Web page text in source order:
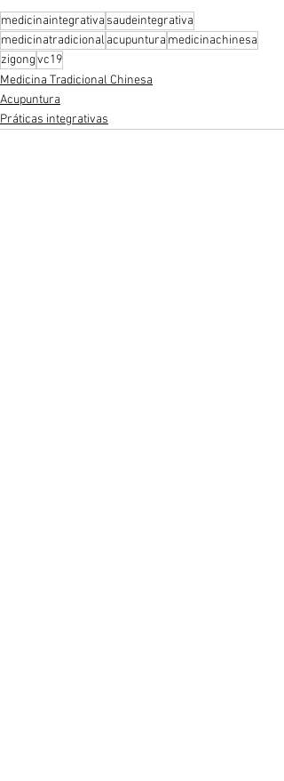
medicinaintegrativa saudeintegrativa
medicinatradicional acupuntura medicinachinesa
zigongvc19
Medicina Tradicional Chinesa
Acupuntura
Práticas integrativas